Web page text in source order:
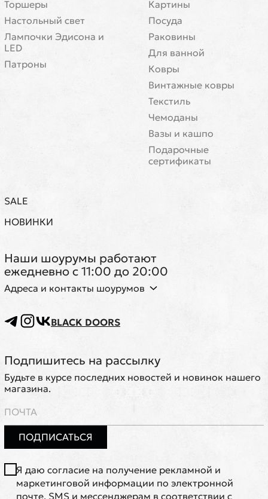
Торшеры
Настольный свет
Лампочки Эдисона и
LED
Патроны
Картины
Посуда
Раковины
Для ванной
Ковры
Винтажные ковры
Текстиль
Чемоданы
Вазы и кашпо
Подарочные
сертификаты
SALE
НОВИНКИ
Наши шоурумы работают
ежедневно с 11:00 до 20:00
Адреса и контакты шоурумов
BLACK DOORS
Подпишитесь на рассылку
Будьте в курсе последних новостей и новинок нашего
магазина.
ПОДПИСАТЬСЯ
Я даю согласие на получение рекламной и
маркетинговой информации по электронной
почте, SMS и мессенджерам в соответствии с